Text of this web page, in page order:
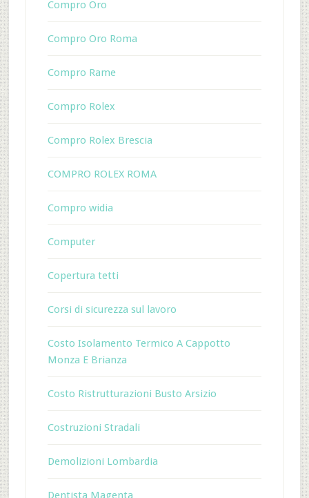
Compro Oro
Compro Oro Roma
Compro Rame
Compro Rolex
Compro Rolex Brescia
COMPRO ROLEX ROMA
Compro widia
Computer
Copertura tetti
Corsi di sicurezza sul lavoro
Costo Isolamento Termico A Cappotto
Monza E Brianza
Costo Ristrutturazioni Busto Arsizio
Costruzioni Stradali
Demolizioni Lombardia
Dentista Magenta